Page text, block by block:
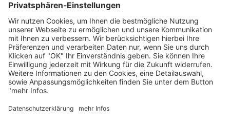
Gewerbekunden und Auftragsannahme für
Container